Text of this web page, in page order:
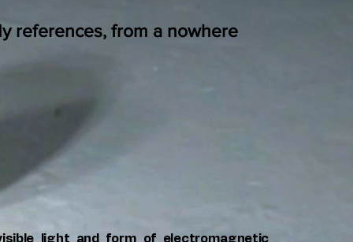
references, from a nowhere
light and form of electromagnetic